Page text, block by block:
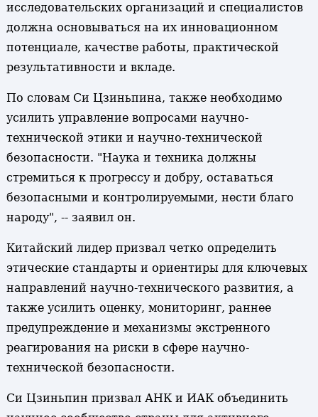
исследовательских организаций и специалистов
должна основываться на их инновационном
потенциале, качестве работы, практической
результативности и вкладе.
По словам Си Цзиньпина, также необходимо
усилить управление вопросами научно-
технической этики и научно-технической
безопасности. "Наука и техника должны
стремиться к прогрессу и добру, оставаться
безопасными и контролируемыми, нести благо
народу", -- заявил он.
Китайский лидер призвал четко определить
этические стандарты и ориентиры для ключевых
направлений научно-технического развития, а
также усилить оценку, мониторинг, раннее
предупреждение и механизмы экстренного
реагирования на риски в сфере научно-
технической безопасности.
Си Цзиньпин призвал АНК и ИАК объединить